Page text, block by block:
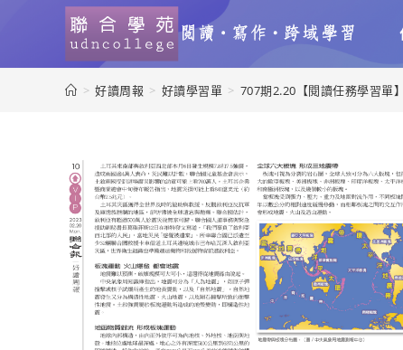
> 好讀周報 > 好讀學習單 > 707期2.20【閱讀任務學習單